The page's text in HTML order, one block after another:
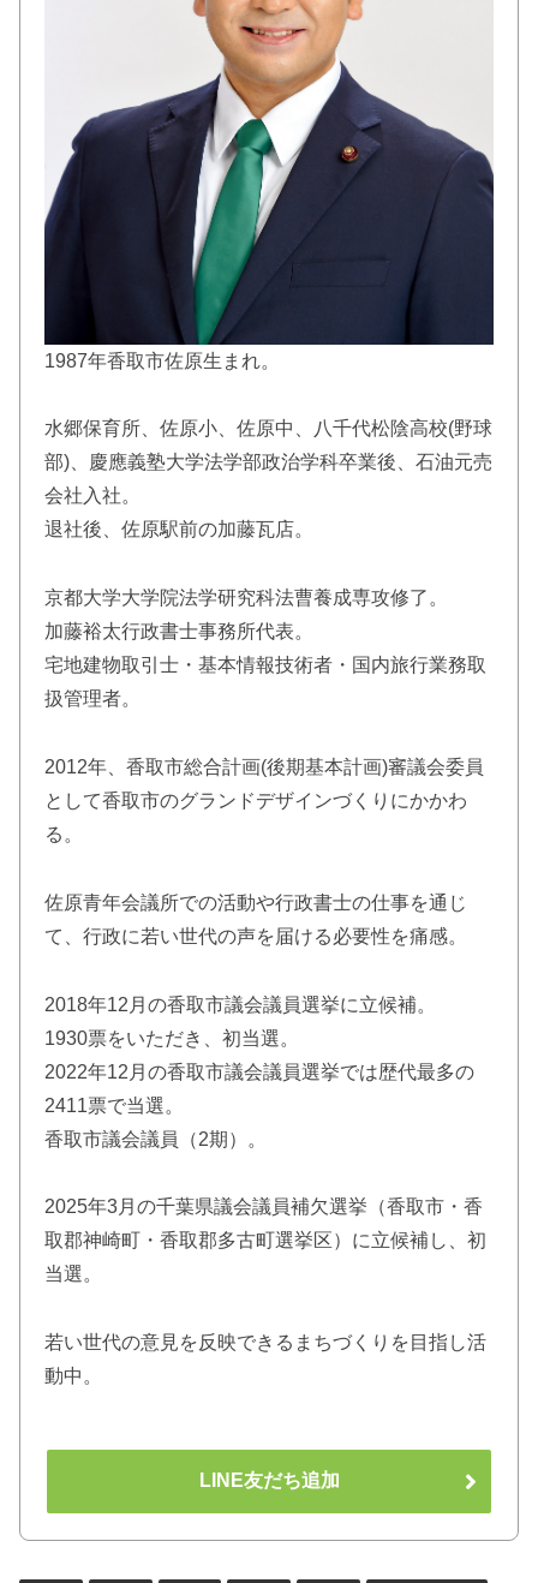
1987年香取市佐原生まれ。
水郷保育所、佐原小、佐原中、八千代松陰高校(野球
部)、慶應義塾大学法学部政治学科卒業後、石油元売
会社入社。
退社後、佐原駅前の加藤瓦店。
京都大学大学院法学研究科法曹養成専攻修了。
加藤裕太行政書士事務所代表。
宅地建物取引士・基本情報技術者・国内旅行業務取
扱管理者。
2012年、香取市総合計画(後期基本計画)審議会委員
として香取市のグランドデザインづくりにかかわ
る。
佐原青年会議所での活動や行政書士の仕事を通じ
て、行政に若い世代の声を届ける必要性を痛感。
2018年12月の香取市議会議員選挙に立候補。
1930票をいただき、初当選。
2022年12月の香取市議会議員選挙では歴代最多の
2411票で当選。
香取市議会議員（2期）。
2025年3月の千葉県議会議員補欠選挙（香取市・香
取郡神崎町・香取郡多古町選挙区）に立候補し、初
当選。
若い世代の意見を反映できるまちづくりを目指し活
動中。
LINE友だち追加